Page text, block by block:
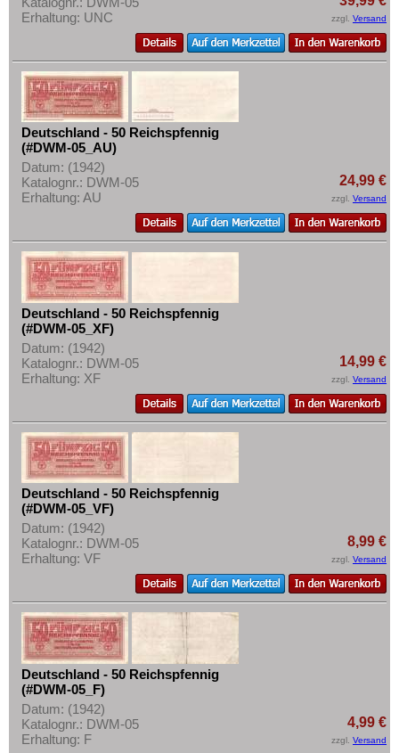
Mehr über...
Zahlungsbedingungen
Privatsphäre und Datenschutz
Widerrufsbelehrung
Liefer- und Versandkosten
AGB
Impressum
Erhaltung: UNC
zzgl. Versand
Deutschland - 50 Reichspfennig
(#DWM-05_AU)
Datum: (1942)
Katalognr.: DWM-05
Erhaltung: AU
24,99 €
zzgl. Versand
Deutschland - 50 Reichspfennig
(#DWM-05_XF)
Datum: (1942)
Katalognr.: DWM-05
Erhaltung: XF
14,99 €
zzgl. Versand
Deutschland - 50 Reichspfennig
(#DWM-05_VF)
Datum: (1942)
Katalognr.: DWM-05
Erhaltung: VF
8,99 €
zzgl. Versand
Deutschland - 50 Reichspfennig
(#DWM-05_F)
Datum: (1942)
Katalognr.: DWM-05
Erhaltung: F
4,99 €
zzgl. Versand